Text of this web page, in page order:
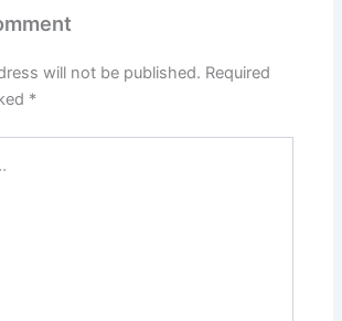
will not be published. Required
*